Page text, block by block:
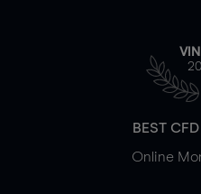
BEST
Online